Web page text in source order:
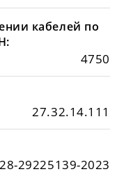
кабелей по
4750
27.32.14.111
29225139-2023